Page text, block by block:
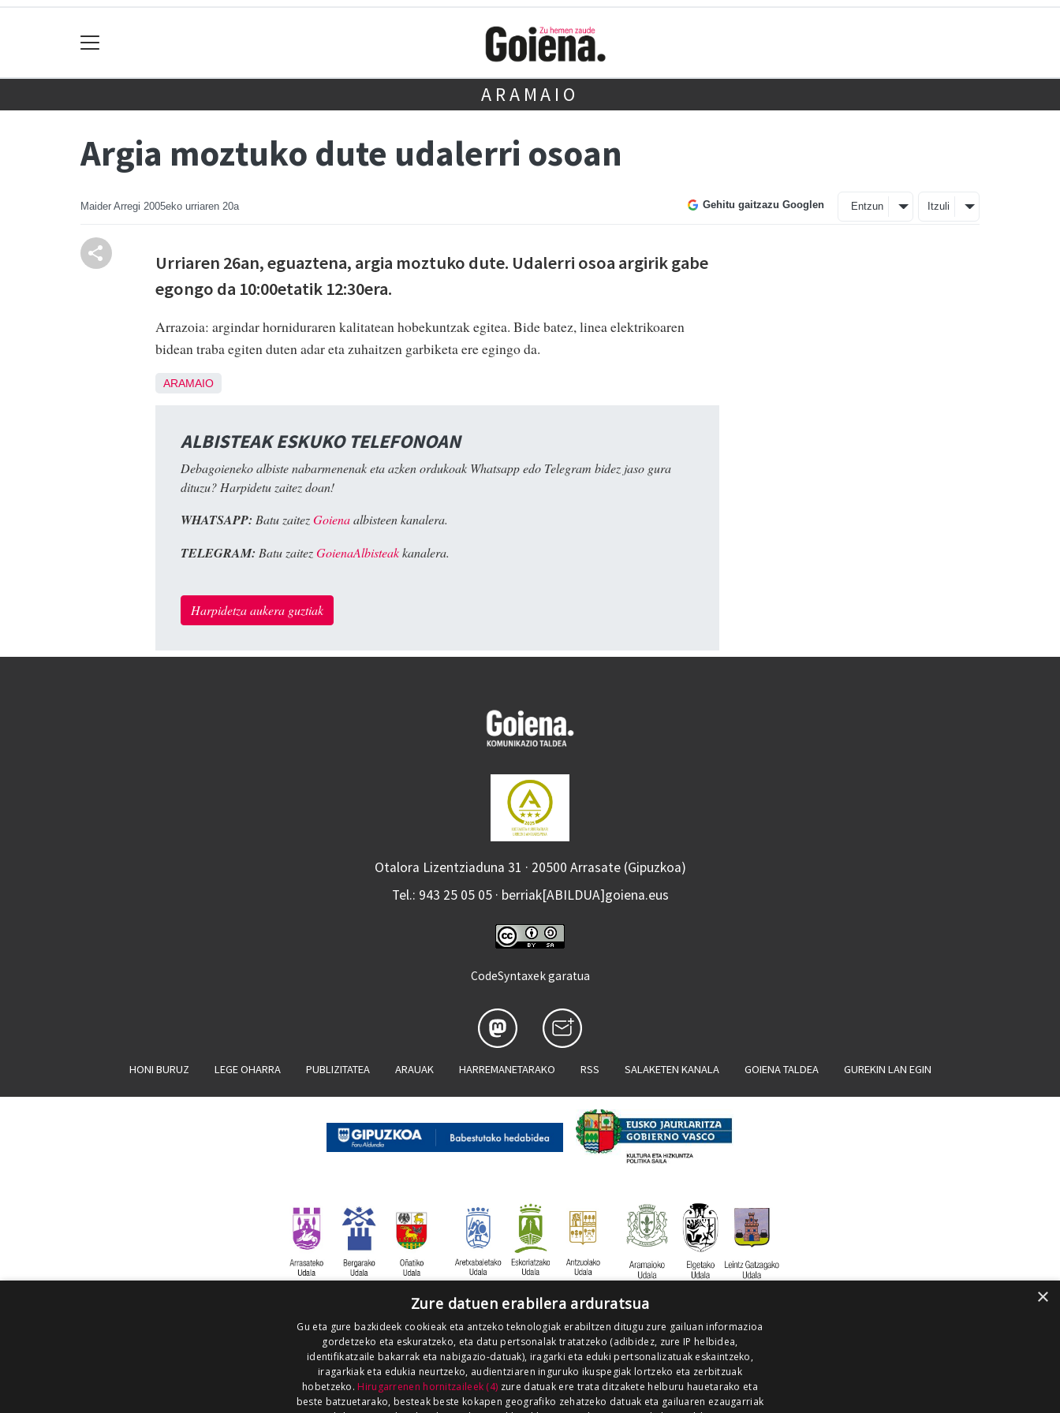
ARAMAIO
Argia moztuko dute udalerri osoan
Maider Arregi 2005eko urriaren 20a Gehitu gaitzazu Googlen Entzun Itzuli
Urriaren 26an, eguaztena, argia moztuko dute. Udalerri osoa argirik gabe
egongo da 10:00etatik 12:30era.
Arrazoia: argindar horniduraren kalitatean hobekuntzak egitea. Bide batez, linea elektrikoaren
bidean traba egiten duten adar eta zuhaitzen garbiketa ere egingo da.
ARAMAIO
ALBISTEAK ESKUKO TELEFONOAN
Debagoieneko albiste nabarmenenak eta azken ordukoak Whatsapp edo Telegram bidez jaso gura
dituzu? Harpidetu zaitez doan!
WHATSAPP: Batu zaitezGoienaalbisteen kanalera.
TELEGRAM: Batu zaitezGoienaAlbisteakkanalera.
Harpidetza aukera guztiak
Otalora Lizentziaduna 31 · 20500 Arrasate (Gipuzkoa)
Tel.: 943 25 05 05 · berriak[ABILDUA]goiena.eus
CodeSyntaxek garatua
HONI BURUZ LEGE OHARRA PUBLIZITATEA ARAUAK HARREMANETARAKO RSS SALAKETEN KANALA GOIENA TALDEA GUREKIN LAN EGIN
×
Zure datuen erabilera arduratsua
Gu eta gure bazkideek cookieak eta antzeko teknologiak erabiltzen ditugu zure gailuan informazioa
gordetzeko eta eskuratzeko, eta datu pertsonalak tratatzeko (adibidez, zure IP helbidea,
identifikatzaile bakarrak eta nabigazio-datuak), iragarki eta eduki pertsonalizatuak eskaintzeko,
iragarkiak eta edukia neurtzeko, audientziaren inguruko ikuspegiak lortzeko eta zerbitzuak
hobetzeko. Hirugarrenen hornitzaileek (4) zure datuak ere trata ditzakete helburu hauetarako eta
beste batzuetarako, besteak beste kokapen geografiko zehatzeko datuak eta gailuaren ezaugarriak